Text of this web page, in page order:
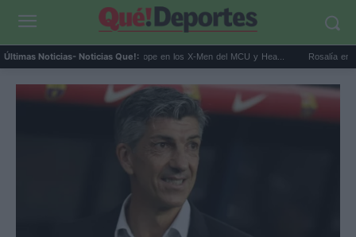
Últimas Noticias- Noticias Que!:
Kit Connor será Cíclope en los X-Men del MCU y Hea... Rosalía en